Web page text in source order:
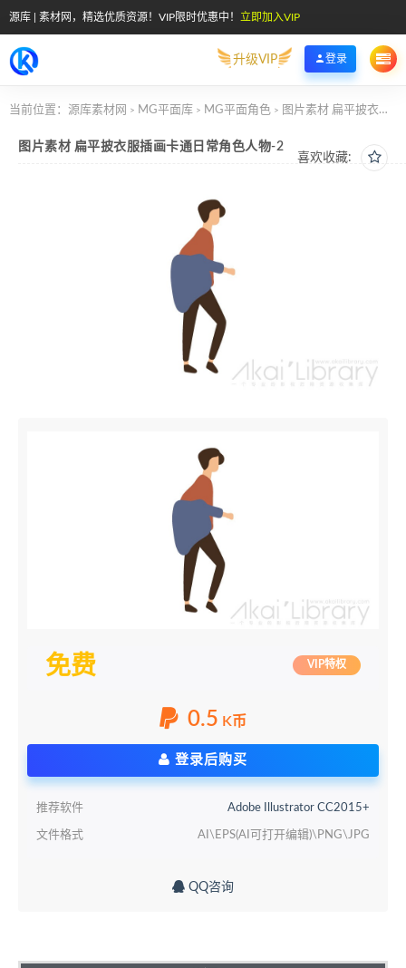
源库 | 素材网，精选优质资源！VIP限时优惠中！ 立即加入VIP
升级VIP 登录
当前位置： 源库素材网 > MG平面库 > MG平面角色 > 图片素材 扁平披衣服插画卡通日常角色人物-2
喜欢收藏:
图片素材 扁平披衣服插画卡通日常角色人物-2
免费 VIP特权
0.5 K币
登录后购买
推荐软件 Adobe Illustrator CC2015+
文件格式 AI\EPS(AI可打开编辑)\PNG\JPG
QQ咨询